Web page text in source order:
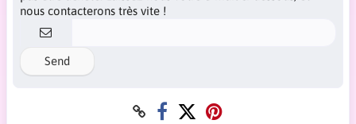
nous contacterons très vite !
Send